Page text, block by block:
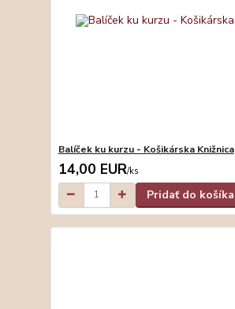
Balíček ku kurzu - Košikárska Knižnica
14,00 EUR/ks
Pridať do košíka